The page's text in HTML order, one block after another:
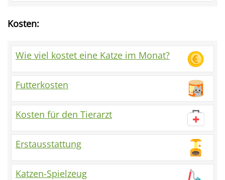
Kosten:
Wie viel kostet eine Katze im Monat?
Futterkosten
Kosten für den Tierarzt
Erstausstattung
Katzen-Spielzeug